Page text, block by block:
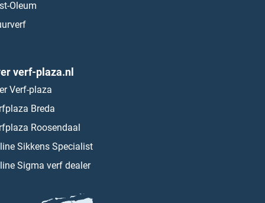
Oleum
verf-plaza.nl
Verf-plaza
Breda
Roosendaal
Sikkens Specialist
Sigma verf dealer